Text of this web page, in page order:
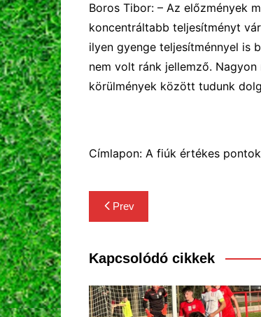
Boros Tibor: – Az előzmények
koncentráltabb teljesítményt
ilyen gyenge teljesítménnyel is
nem volt ránk jellemző.
körülmények között tudunk
Címlapon: A fiúk értékes
Bejegyzés
navigáció
Prev
Kapcsolódó cikkek